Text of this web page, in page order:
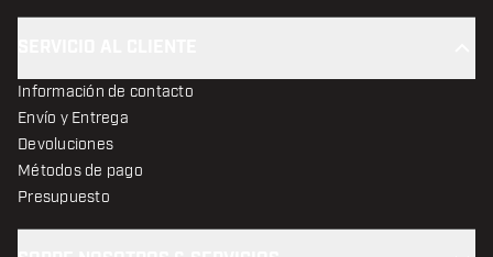
Información de contacto
Envío y Entrega
Devoluciones
Métodos de pago
Presupuesto